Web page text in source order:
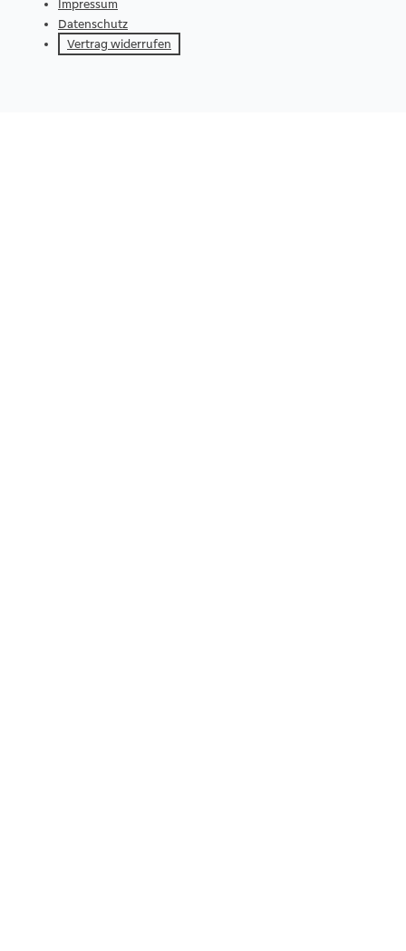
Impressum
Datenschutz
Vertrag widerrufen